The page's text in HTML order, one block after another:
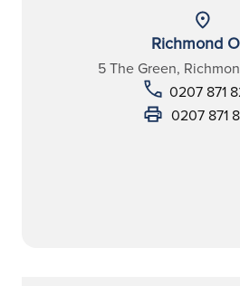
Richmond
5 The Green,
0207 871
0207 871